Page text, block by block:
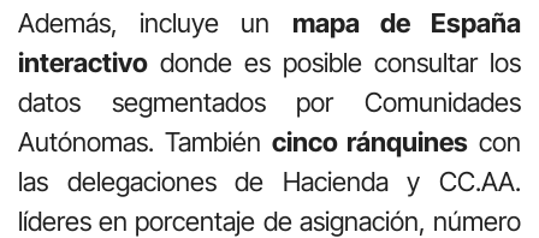
Además, incluye un mapa de España
interactivo donde es posible consultar los
datos segmentados por Comunidades
Autónomas. También cinco ránquines con
las delegaciones de Hacienda y CC.AA.
líderes en porcentaje de asignación, número